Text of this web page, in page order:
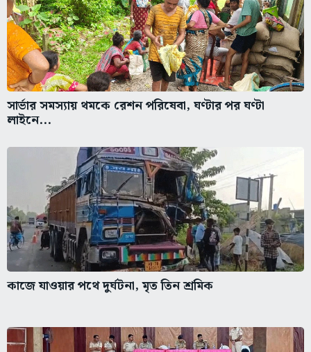
সার্ভার সমস্যায় থমকে রেশন পরিষেবা, ঘণ্টার পর ঘণ্টা
লাইনে...
কাজে যাওয়ার পথে দুর্ঘটনা, মৃত তিন শ্রমিক